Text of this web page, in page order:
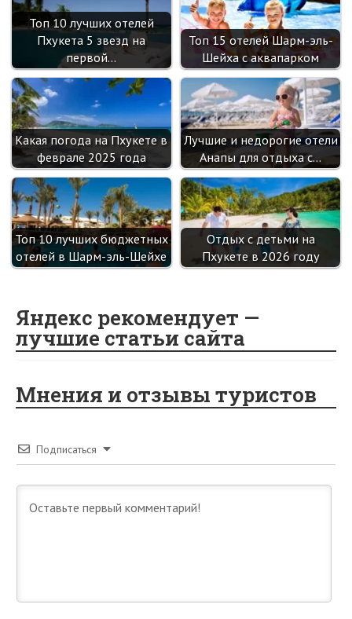
Топ 10 лучших отелей
Пхукета 5 звезд на
первой…
Топ 15 отелей Шарм-эль-
Шейха с аквапарком
Какая погода на Пхукете в
феврале 2025 года
Лучшие и недорогие отели
Анапы для отдыха с…
Топ 10 лучших бюджетных
отелей в Шарм-эль-Шейхе
Отдых с детьми на
Пхукете в 2026 году
Яндекс рекомендует —
лучшие статьи сайта
Мнения и отзывы туристов
Подписаться